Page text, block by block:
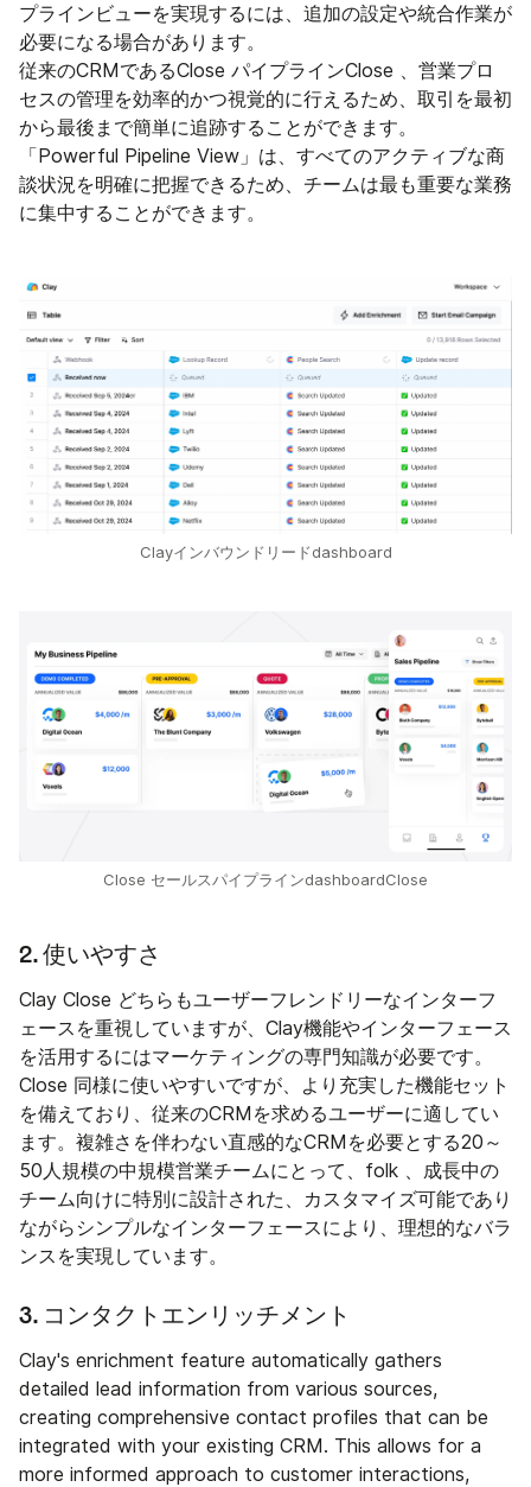
プラインビューを実現するには、追加の設定や統合作業が
必要になる場合があります。
従来のCRMであるClose パイプラインClose 、営業プロ
セスの管理を効率的かつ視覚的に行えるため、取引を最初
から最後まで簡単に追跡することができます。
「Powerful Pipeline View」は、すべてのアクティブな商
談状況を明確に把握できるため、チームは最も重要な業務
に集中することができます。
Clayインバウンドリードdashboard
Close セールスパイプラインdashboardClose
2. 使いやすさ
Clay Close どちらもユーザーフレンドリーなインターフ
ェースを重視していますが、Clay機能やインターフェース
を活用するにはマーケティングの専門知識が必要です。
Close 同様に使いやすいですが、より充実した機能セット
を備えており、従来のCRMを求めるユーザーに適してい
ます。複雑さを伴わない直感的なCRMを必要とする20～
50人規模の中規模営業チームにとって、folk 、成長中の
チーム向けに特別に設計された、カスタマイズ可能であり
ながらシンプルなインターフェースにより、理想的なバラ
ンスを実現しています。
3. コンタクトエンリッチメント
Clay's enrichment feature automatically gathers
detailed lead information from various sources,
creating comprehensive contact profiles that can be
integrated with your existing CRM. This allows for a
more informed approach to customer interactions,